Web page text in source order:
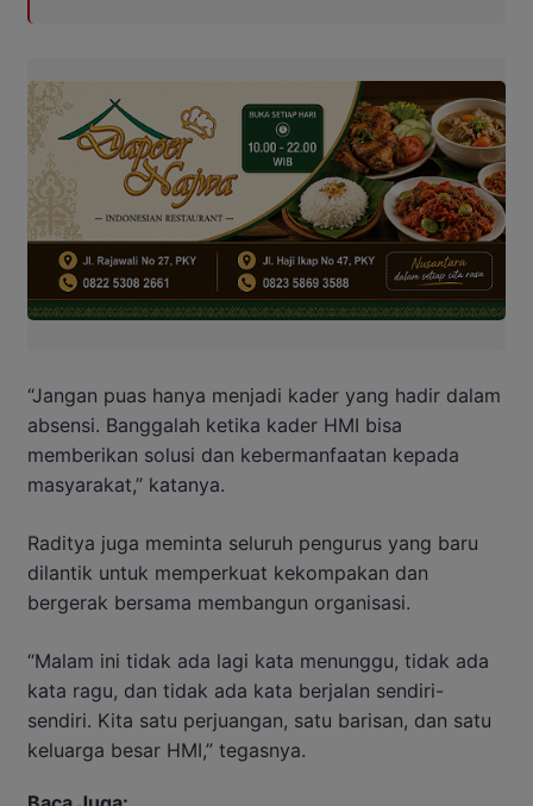
“Jangan puas hanya menjadi kader yang hadir dalam
absensi. Banggalah ketika kader HMI bisa
memberikan solusi dan kebermanfaatan kepada
masyarakat,” katanya.
Raditya juga meminta seluruh pengurus yang baru
dilantik untuk memperkuat kekompakan dan
bergerak bersama membangun organisasi.
“Malam ini tidak ada lagi kata menunggu, tidak ada
kata ragu, dan tidak ada kata berjalan sendiri-
sendiri. Kita satu perjuangan, satu barisan, dan satu
keluarga besar HMI,” tegasnya.